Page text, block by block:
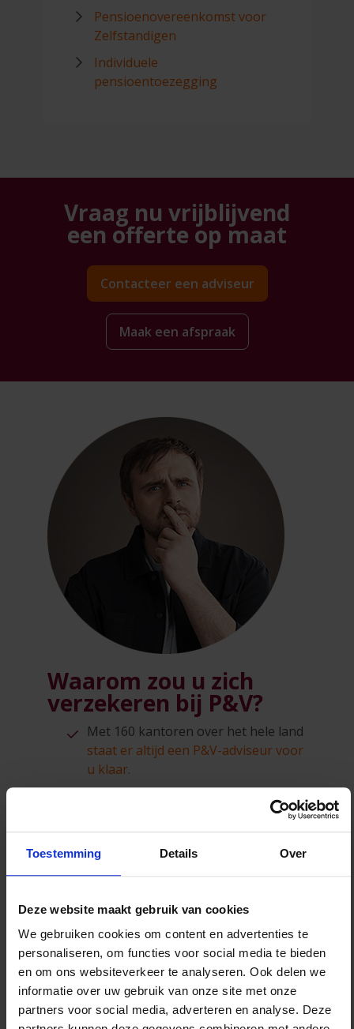
Toestemming Details Over
Deze website maakt gebruik van cookies
We gebruiken cookies om content en advertenties te
personaliseren, om functies voor social media te bieden
en om ons websiteverkeer te analyseren. Ook delen we
informatie over uw gebruik van onze site met onze
partners voor social media, adverteren en analyse. Deze
Pensioenovereenkomst voor
Zelfstandigen
Individuele
pensioentoezegging
Vraag nu vrijblijvend
een offerte op maat
Contacteer een adviseur
Maak een afspraak
Waarom zou u zich
verzekeren bij P&V?
Met 160 kantoren over het hele land
staat er altijd een P&V-adviseur voor
u klaar.
gezin én voor uzelf via
02 229 00 11.
schadedossiers
88% van onze klanten is tevreden tot
heel tevreden over hun P&V-
adviseur (bevraging 2023).
Lees meer